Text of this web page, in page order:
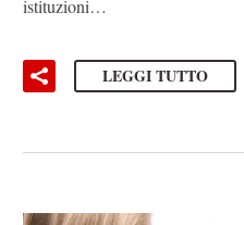
istituzioni…
LEGGI TUTTO